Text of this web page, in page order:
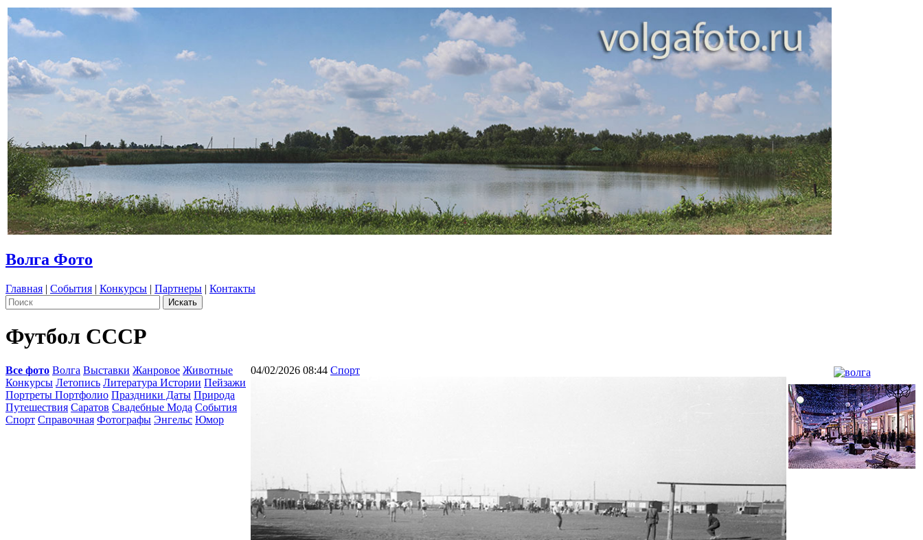
Волга Фото
Главная | События | Конкурсы | Партнеры | Контакты
Футбол СССР
Все фото Волга Выставки Жанровое Животные
Конкурсы Летопись Литература Истории Пейзажи
Портреты Портфолио Праздники Даты Природа
Путешествия Саратов Свадебные Мода События
Спорт Справочная Фотографы Энгельс Юмор
04/02/2026 08:44 Спорт